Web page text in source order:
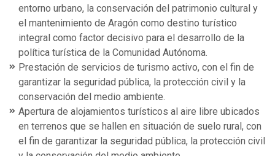
entorno urbano, la conservación del patrimonio cultural y
el mantenimiento de Aragón como destino turístico
integral como factor decisivo para el desarrollo de la
política turística de la Comunidad Autónoma.
Prestación de servicios de turismo activo, con el fin de
garantizar la seguridad pública, la protección civil y la
conservación del medio ambiente.
Apertura de alojamientos turísticos al aire libre ubicados
en terrenos que se hallen en situación de suelo rural, con
el fin de garantizar la seguridad pública, la protección civil